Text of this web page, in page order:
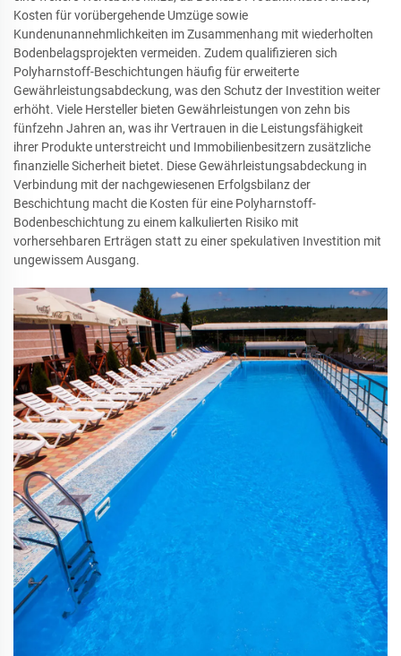
Kosten für vorübergehende Umzüge sowie
Kundenunannehmlichkeiten im Zusammenhang mit wiederholten
Bodenbelagsprojekten vermeiden. Zudem qualifizieren sich
Polyharnstoff-Beschichtungen häufig für erweiterte
Gewährleistungsabdeckung, was den Schutz der Investition weiter
erhöht. Viele Hersteller bieten Gewährleistungen von zehn bis
fünfzehn Jahren an, was ihr Vertrauen in die Leistungsfähigkeit
ihrer Produkte unterstreicht und Immobilienbesitzern zusätzliche
finanzielle Sicherheit bietet. Diese Gewährleistungsabdeckung in
Verbindung mit der nachgewiesenen Erfolgsbilanz der
Beschichtung macht die Kosten für eine Polyharnstoff-
Bodenbeschichtung zu einem kalkulierten Risiko mit
vorhersehbaren Erträgen statt zu einer spekulativen Investition mit
ungewissem Ausgang.